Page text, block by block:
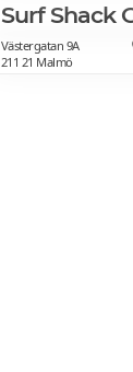
Surf Shack
Västergatan 9A
211 21 Malmö